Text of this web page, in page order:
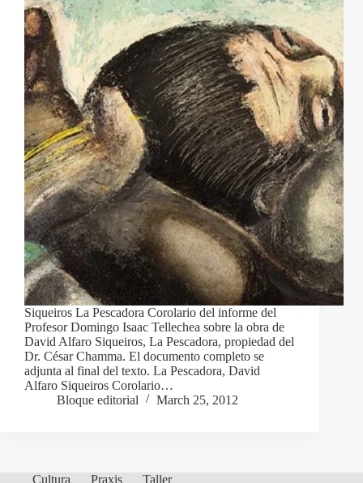
Siqueiros La Pescadora Corolario del informe del
Profesor Domingo Isaac Tellechea sobre la obra de
David Alfaro Siqueiros, La Pescadora, propiedad del
Dr. César Chamma. El documento completo se
adjunta al final del texto. La Pescadora, David
Alfaro Siqueiros Corolario…
Bloque editorial
March 25, 2012
Cultura Praxis Taller